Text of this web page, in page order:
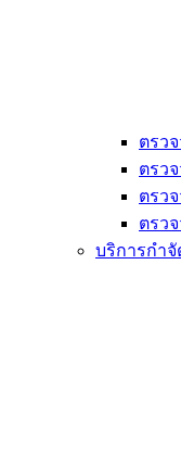
ตรว
ตรว
ตรว
ตรว
บริการกำ